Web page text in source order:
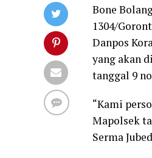
Bone
1304/
Danpos
yang akan
tanggal 9
“Kami
Mapolsek
Serma